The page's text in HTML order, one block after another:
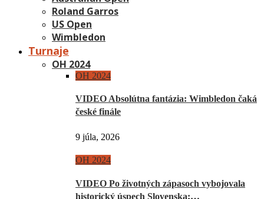
Roland Garros
US Open
Wimbledon
Turnaje
OH 2024
OH 2024
VIDEO Absolútna fantázia: Wimbledon čaká
české finále
9 júla, 2026
OH 2024
VIDEO Po životných zápasoch vybojovala
historický úspech Slovenska:…